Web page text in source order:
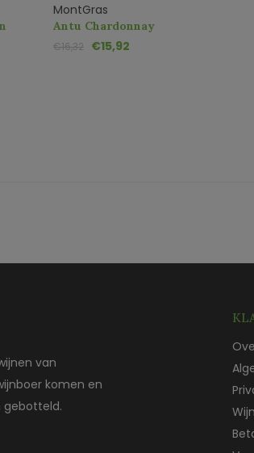
MontGras
Antu Chardonnay
€16,32 €15,92
van
komen en
gebotteld.